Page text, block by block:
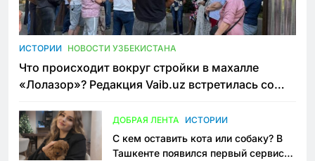
ИСТОРИИ НОВОСТИ УЗБЕКИСТАНА
Что происходит вокруг стройки в махалле
«Лолазор»? Редакция Vaib.uz встретилась со
ДОБРАЯ ЛЕНТА ИСТОРИИ
С кем оставить кота или собаку? В
Ташкенте появился первый сервис